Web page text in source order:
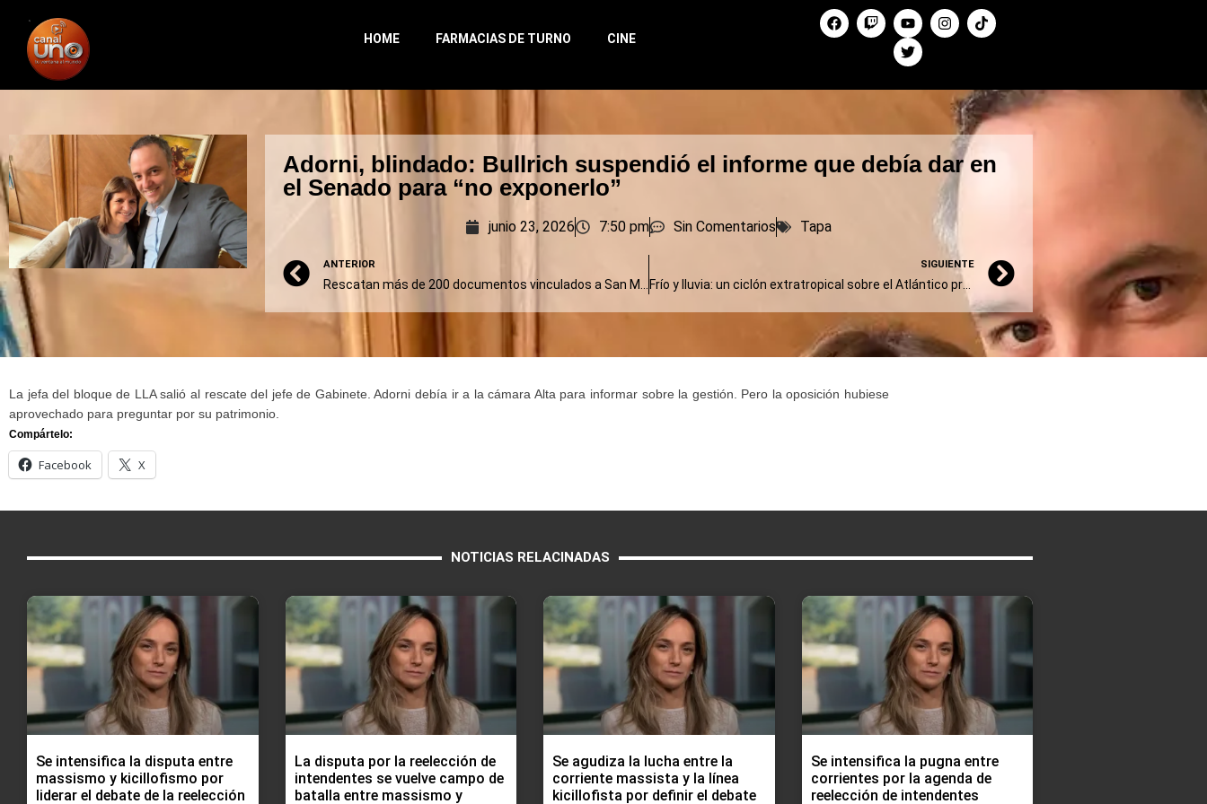
HOME FARMACIAS DE TURNO CINE
Adorni, blindado: Bullrich suspendió el informe que debía dar en
el Senado para “no exponerlo”
junio 23, 2026 7:50 pm Sin Comentarios Tapa
ANTERIOR SIGUIENTE
Frío y lluvia: un ciclón extratropical sobre el Atlántico propicia chaparrones en la región pampeana
La jefa del bloque de LLA salió al rescate del jefe de Gabinete. Adorni debía ir a la cámara Alta para informar sobre la gestión. Pero la oposición hubiese
aprovechado para preguntar por su patrimonio.
Compártelo:
Facebook X
NOTICIAS RELACINADAS
Se intensifica la disputa entre
massismo y kicillofismo por
liderar el debate de la reelección
La disputa por la reelección de
intendentes se vuelve campo de
batalla entre massismo y
Se agudiza la lucha entre la
corriente massista y la línea
kicillofista por definir el debate
Se intensifica la pugna entre
corrientes por la agenda de
reelección de intendentes